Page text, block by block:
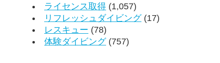
ライセンス取得 (1,057)
リフレッシュダイビング(17)
レスキュー (78)
体験ダイビング(757)